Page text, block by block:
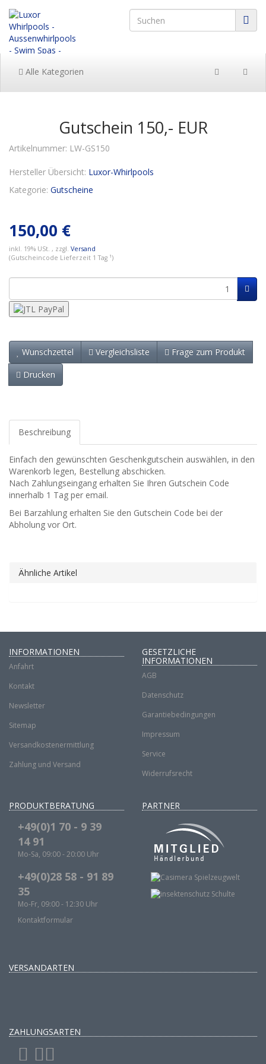
Alle Kategorien
Gutschein 150,- EUR
Artikelnummer: LW-GS150
Hersteller Übersicht: Luxor-Whirlpools
Kategorie: Gutscheine
150,00 €
inkl. 19% USt. , zzgl. Versand
(Gutscheincode Lieferzeit 1 Tag ¹)
Wunschzettel Vergleichsliste
Frage zum Produkt
Drucken
Beschreibung
Einfach den gewünschten Geschenkgutschein auswählen, in den
Warenkorb legen, Bestellung abschicken.
Nach Zahlungseingang erhalten Sie Ihren Gutschein Code
innerhalb 1 Tag per email.
Bei Barzahlung erhalten Sie den Gutschein Code bei der
Abholung vor Ort.
Ähnliche Artikel
INFORMATIONEN
Anfahrt
Kontakt
Newsletter
Sitemap
Versandkostenermittlung
Zahlung und Versand
GESETZLICHE
INFORMATIONEN
AGB
Datenschutz
Garantiebedingungen
Impressum
Service
Widerrufsrecht
PRODUKTBERATUNG
+49(0)1 70 - 9 39
14 91
Mo-Sa, 09:00 - 20:00 Uhr
+49(0)28 58 - 91 89
35
Mo-Fr, 09:00 - 12:30 Uhr
Kontaktformular
PARTNER
VERSANDARTEN
ZAHLUNGSARTEN